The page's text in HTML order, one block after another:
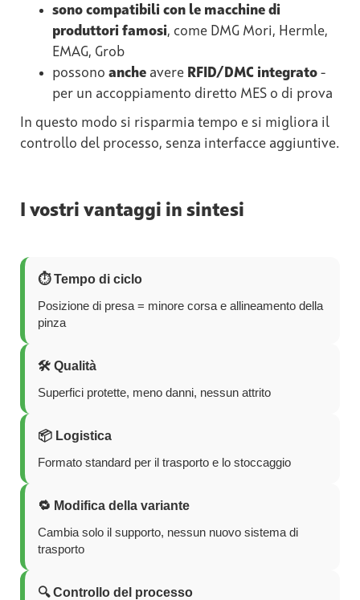
sono compatibili con le macchine di
produttori famosi, come DMG Mori, Hermle,
EMAG, Grob
possono anche avere RFID/DMC integrato -
per un accoppiamento diretto MES o di prova
In questo modo si risparmia tempo e si migliora il
controllo del processo, senza interfacce aggiuntive.
I vostri vantaggi in sintesi
⏱️ Tempo di ciclo
Posizione di presa = minore corsa e allineamento della
pinza
🛠️ Qualità
Superfici protette, meno danni, nessun attrito
📦 Logistica
Formato standard per il trasporto e lo stoccaggio
🔁 Modifica della variante
Cambia solo il supporto, nessun nuovo sistema di
trasporto
🔍 Controllo del processo